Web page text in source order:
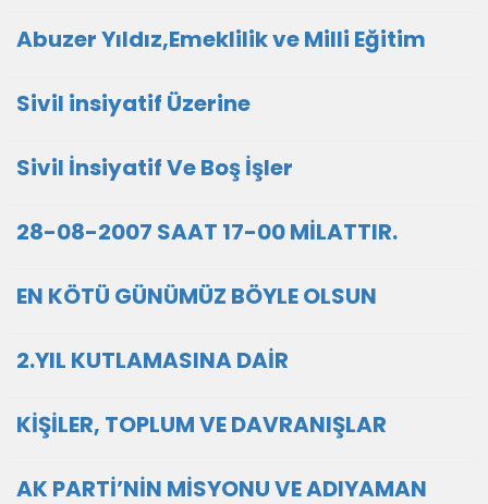
Abuzer Yıldız,Emeklilik ve Milli Eğitim
Sivil insiyatif Üzerine
Sivil İnsiyatif Ve Boş İşler
28-08-2007 SAAT 17-00 MİLATTIR.
EN KÖTÜ GÜNÜMÜZ BÖYLE OLSUN
2.YIL KUTLAMASINA DAİR
KİŞİLER, TOPLUM VE DAVRANIŞLAR
AK PARTİ’NİN MİSYONU VE ADIYAMAN